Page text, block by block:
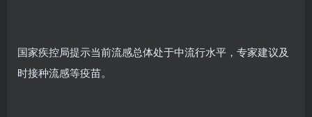
国家疾控局提示当前流感总体处于中流行水平，专家建议及
时接种流感等疫苗。